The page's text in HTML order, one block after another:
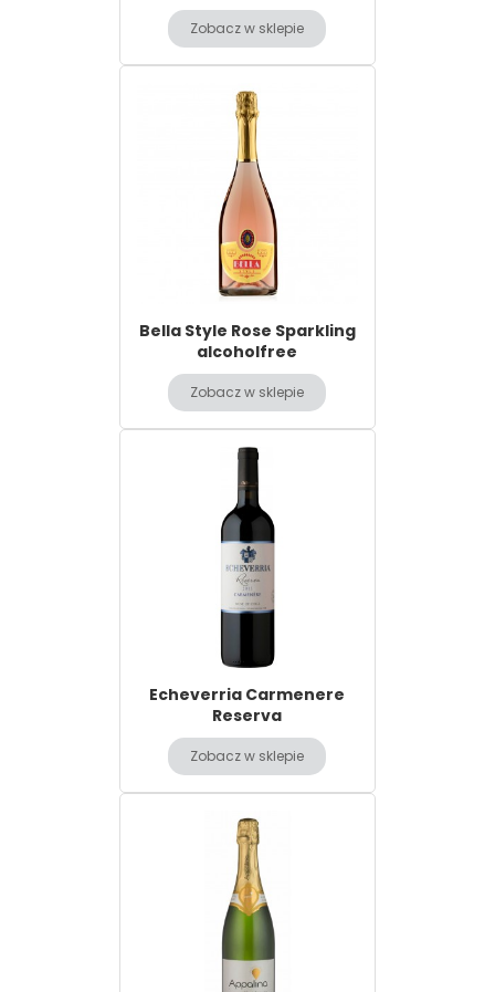
Zobacz w sklepie
Bella Style Rose Sparkling
alcoholfree
Zobacz w sklepie
Echeverria Carmenere
Reserva
Zobacz w sklepie